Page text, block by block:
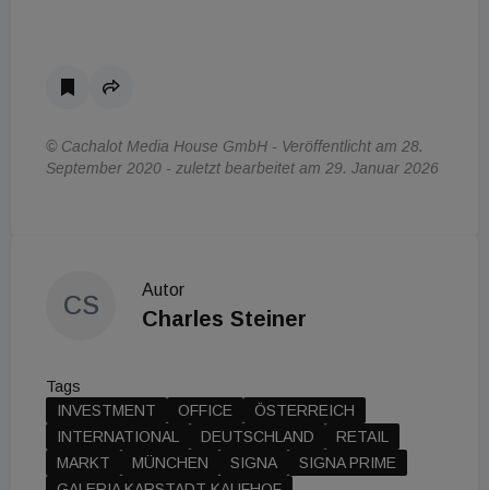
© Cachalot Media House GmbH - Veröffentlicht am 28.
September 2020 - zuletzt bearbeitet am 29. Januar 2026
CS
Autor
Charles Steiner
Tags
INVESTMENT
OFFICE
ÖSTERREICH
INTERNATIONAL
DEUTSCHLAND
RETAIL
MARKT
MÜNCHEN SIGNA
SIGNA PRIME